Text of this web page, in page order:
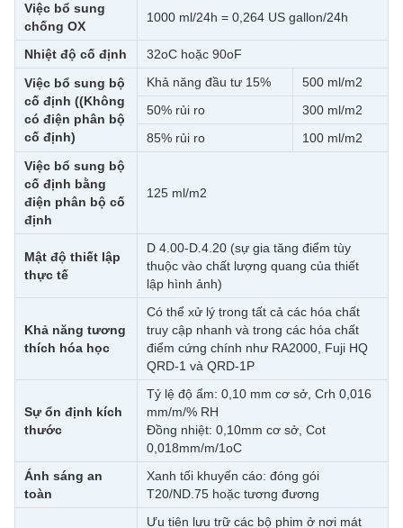
Việc bổ sung
chống OX
1000 ml/24h = 0,264 US gallon/24h
Nhiệt độ cố định
32oC hoặc 90oF
Việc bổ sung bộ
cố định ((Không
có điện phân bộ
cố định)
Khả năng đầu tư 15%
500 ml/m2
50% rủi ro
300 ml/m2
85% rủi ro
100 ml/m2
Việc bổ sung bộ
cố định bằng
điện phân bộ cố
định
125 ml/m2
Mật độ thiết lập
thực tế
D 4.00-D.4.20 (sự gia tăng điểm tùy
thuộc vào chất lượng quang của thiết
lập hình ảnh)
Khả năng tương
thích hóa học
Có thể xử lý trong tất cả các hóa chất
truy cập nhanh và trong các hóa chất
điểm cứng chính như RA2000, Fuji HQ
QRD-1 và QRD-1P
Sự ổn định kích
thước
Tỷ lệ độ ẩm: 0,10 mm cơ sở, Crh 0,016
mm/m/% RH
Đồng nhiệt: 0,10mm cơ sở, Cot
0,018mm/m/1oC
Ánh sáng an
toàn
Xanh tối khuyến cáo: đóng gói
T20/ND.75 hoặc tương đương
Ưu tiên lưu trữ các bộ phim ở nơi mát